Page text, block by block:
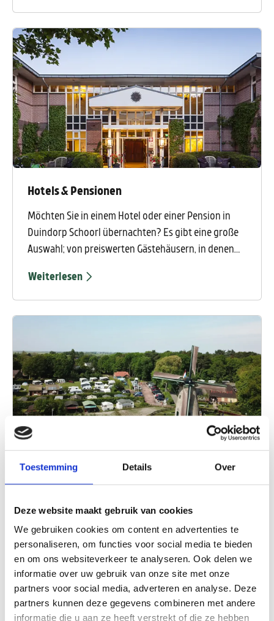
Toestemming Details Over
Deze website maakt gebruik van cookies
We gebruiken cookies om content en advertenties te
personaliseren, om functies voor social media te bieden
en om ons websiteverkeer te analyseren. Ook delen we
informatie over uw gebruik van onze site met onze
partners voor social media, adverteren en analyse. Deze
partners kunnen deze gegevens combineren met andere
informatie die u aan ze heeft verstrekt of die ze hebben
viele und für jedes Budget ist etwas dabei. Alles, was
Sie tun müssen, ist, Ihren Koffer auszupacken und zu
beginnen, sich zu amüsieren.
Hotels & Pensionen
Möchten Sie in einem Hotel oder einer Pension in
Duindorp Schoorl übernachten? Es gibt eine große
Auswahl; von preiswerten Gästehäusern, in denen
hin zu Fünf-Sterne-Luxus in einem schönen Hotel
und natürlich alles dazwischen.
Weiterlesen
durch das taufeuchte Gras zu warmen Brötchen
schlüpfen, im Sonnenschein frühstücken oder ein
Federballturnier mit den Nachbarn? Ein Zeltplatz hat
viele Vorteile.
Weiterlesen